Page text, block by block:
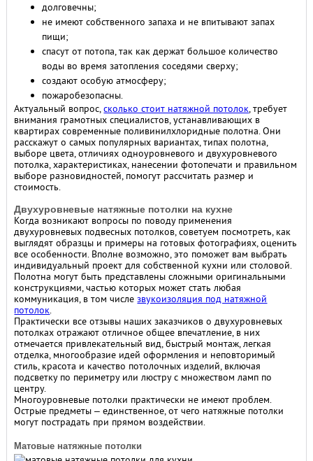
долговечны;
не имеют собственного запаха и не впитывают запах
пищи;
спасут от потопа, так как держат большое количество
воды во время затопления соседями сверху;
создают особую атмосферу;
пожаробезопасны.
Актуальный вопрос,сколько стоит натяжной потолок, требует
внимания грамотных специалистов, устанавливающих в
квартирах современные поливинилхлоридные полотна. Они
расскажут о самых популярных вариантах, типах полотна,
выборе цвета, отличиях одноуровневого и двухуровневого
потолка, характеристиках, нанесении фотопечати и правильном
выборе разновидностей, помогут рассчитать размер и
стоимость.
Двухуровневые натяжные потолки на кухне
Когда возникают вопросы по поводу применения
двухуровневых подвесных потолков, советуем посмотреть, как
выглядят образцы и примеры на готовых фотографиях, оценить
все особенности. Вполне возможно, это поможет вам выбрать
индивидуальный проект для собственной кухни или столовой.
Полотна могут быть представлены сложными оригинальными
конструкциями, частью которых может стать любая
коммуникация, в том числезвукоизоляция под натяжной
потолок.
Практически все отзывы наших заказчиков о двухуровневых
потолках отражают отличное общее впечатление, в них
отмечается привлекательный вид, быстрый монтаж, легкая
отделка, многообразие идей оформления и неповторимый
стиль, красота и качество потолочных изделий, включая
подсветку по периметру или люстру с множеством ламп по
центру.
Многоуровневые потолки практически не имеют проблем.
Острые предметы – единственное, от чего натяжные потолки
могут пострадать при прямом воздействии.
Матовые натяжные потолки